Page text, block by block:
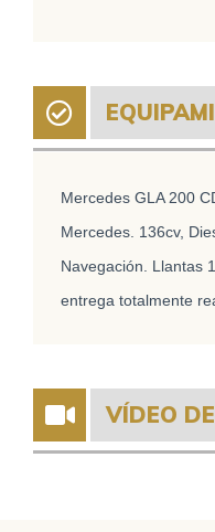
Mercedes GLA 200
Mercedes. 136cv,
Navegación. Llantas
entrega totalmente
VÍDEO